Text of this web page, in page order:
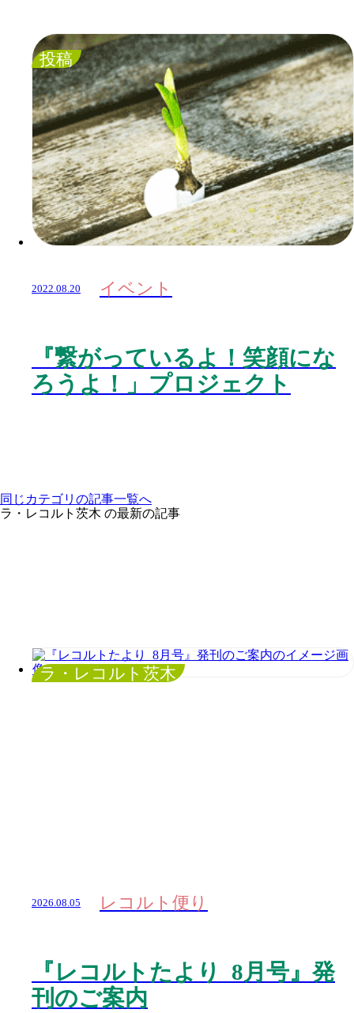
投稿
2022.08.20 イベント
『繋がっているよ！笑顔にな
ろうよ！」プロジェクト
同じカテゴリの記事⼀覧へ
ラ・レコルト茨木 の最新の記事
ラ・レコルト茨木
2026.08.05 レコルト便り
『レコルトたより 8月号』発
刊のご案内